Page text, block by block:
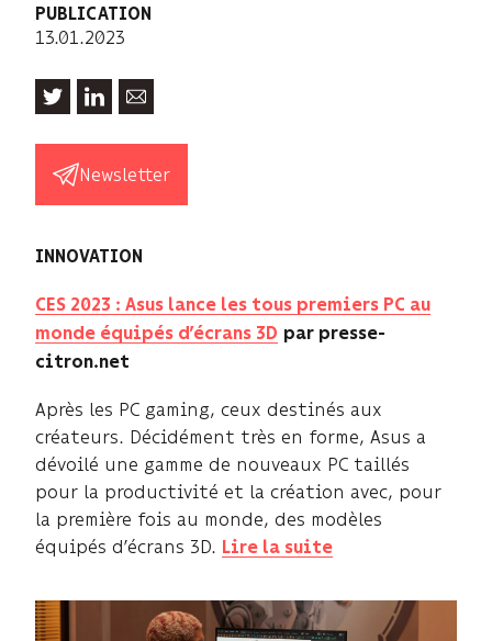
PUBLICATION
13.01.2023
Newsletter
INNOVATION
CES 2023 : Asus lance les tous premiers PC au
monde équipés d’écrans 3D par presse-
citron.net
Après les PC gaming, ceux destinés aux
créateurs. Décidément très en forme, Asus a
dévoilé une gamme de nouveaux PC taillés
pour la productivité et la création avec, pour
la première fois au monde, des modèles
équipés d’écrans 3D. Lire la suite